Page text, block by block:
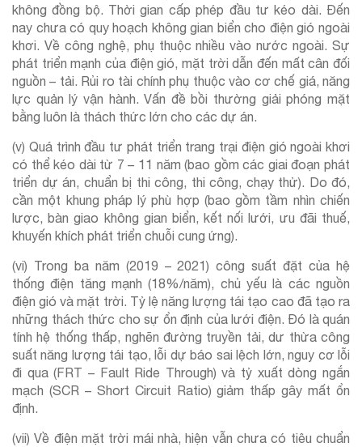
không đồng bộ. Thời gian cấp phép đầu tư kéo dài. Đến
nay chưa có quy hoạch không gian biển cho điện gió ngoài
khơi. Về công nghệ, phụ thuộc nhiều vào nước ngoài. Sự
phát triển mạnh của điện gió, mặt trời dẫn đến mất cân đối
nguồn – tải. Rủi ro tài chính phụ thuộc vào cơ chế giá, năng
lực quản lý vận hành. Vấn đề bồi thường giải phóng mặt
bằng luôn là thách thức lớn cho các dự án.
(v) Quá trình đầu tư phát triển trang trại điện gió ngoài khơi
có thể kéo dài từ 7 – 11 năm (bao gồm các giai đoạn phát
triển dự án, chuẩn bị thi công, thi công, chạy thử). Do đó,
cần một khung pháp lý phù hợp (bao gồm tầm nhìn chiến
lược, bàn giao không gian biển, kết nối lưới, ưu đãi thuế,
khuyến khích phát triển chuỗi cung ứng).
(vi) Trong ba năm (2019 – 2021) công suất đặt của hệ
thống điện tăng mạnh (18%/năm), chủ yếu là các nguồn
điện gió và mặt trời. Tỷ lệ năng lượng tái tạo cao đã tạo ra
những thách thức cho sự ổn định của lưới điện. Đó là quán
tính hệ thống thấp, nghẽn đường truyền tải, dư thừa công
suất năng lượng tái tạo, lỗi dự báo sai lệch lớn, nguy cơ lỗi
đi qua (FRT – Fault Ride Through) và tỷ xuất dòng ngắn
mạch (SCR – Short Circuit Ratio) giảm thấp gây mất ổn
định.
(vii) Về điện mặt trời mái nhà, hiện vẫn chưa có tiêu chuẩn